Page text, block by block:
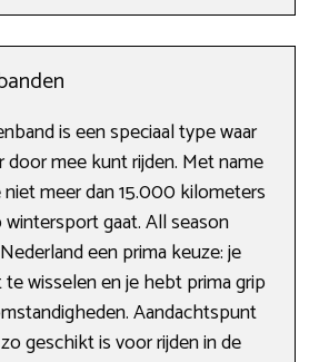
is een speciaal type waar
door mee kunt rijden. Met name
meer dan 15.000 kilometers
gaat. All season
een prima keuze: je
wisselen en je hebt prima grip
Aandachtspunt
geschikt is voor rijden in de